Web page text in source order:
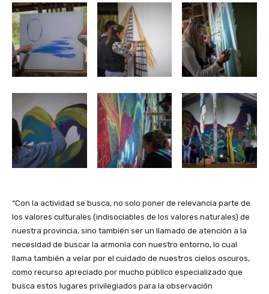
“Con la actividad se busca, no solo poner de relevancia parte de
los valores culturales (indisociables de los valores naturales) de
nuestra provincia, sino también ser un llamado de atención a la
necesidad de buscar la armonía con nuestro entorno, lo cual
llama también a velar por el cuidado de nuestros cielos oscuros,
como recurso apreciado por mucho público especializado que
busca estos lugares privilegiados para la observación